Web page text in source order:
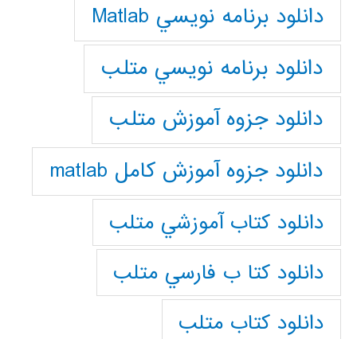
دانلود برنامه نويسي Matlab
دانلود برنامه نويسي متلب
دانلود جزوه آموزش متلب
دانلود جزوه آموزش کامل matlab
دانلود كتاب آموزشي متلب
دانلود كتا ب فارسي متلب
دانلود كتاب متلب